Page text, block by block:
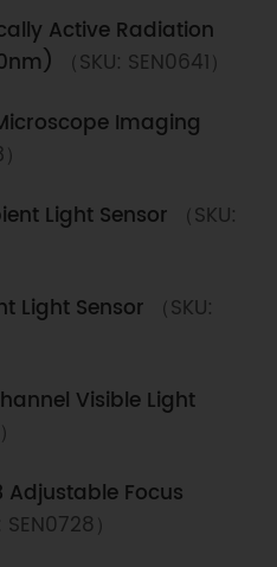
Active Radiation
（SKU: SEN0641）
Imaging
Light Sensor
（SKU:
Light Sensor
（SKU:
Visible Light
Adjustable Focus
SEN0728）